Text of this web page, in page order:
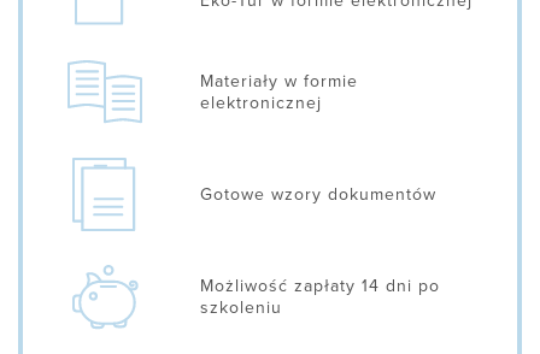
Materiały w formie
elektronicznej
Gotowe wzory dokumentów
Możliwość zapłaty 14 dni po
szkoleniu